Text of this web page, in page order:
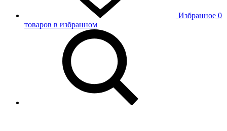
Избранное 0
товаров в избранном